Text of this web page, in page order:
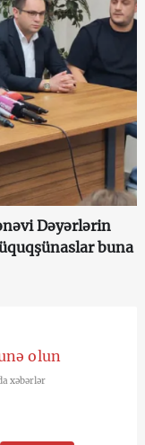
Dəyərlərin
buna
olun
xəbərlər